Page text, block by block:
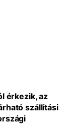
érkezik, az
szállítási